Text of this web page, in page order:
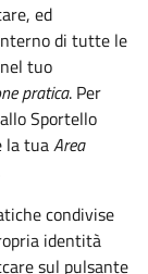
ed
di tutte le
tuo
pratica. Per
Sportello
la tuaArea
condivise
identità
sul pulsante